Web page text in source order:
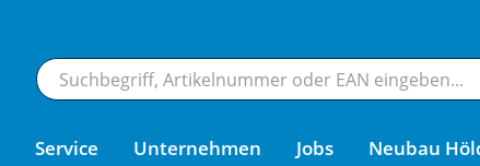
Service Unternehmen Jobs Neubau